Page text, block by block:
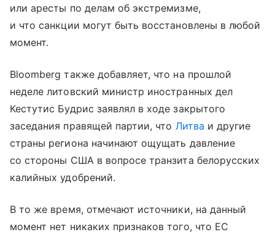
или аресты по делам об экстремизме,
и что санкции могут быть восстановлены в любой
момент.
Bloomberg также добавляет, что на прошлой
неделе литовский министр иностранных дел
Кестутис Будрис заявлял в ходе закрытого
заседания правящей партии, что Литва и другие
страны региона начинают ощущать давление
со стороны США в вопросе транзита белорусских
калийных удобрений.
В то же время, отмечают источники, на данный
момент нет никаких признаков того, что ЕС